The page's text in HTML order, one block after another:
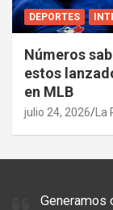
DEPORTES
Números
estos
en MLB
julio 24, 2026
Generamos